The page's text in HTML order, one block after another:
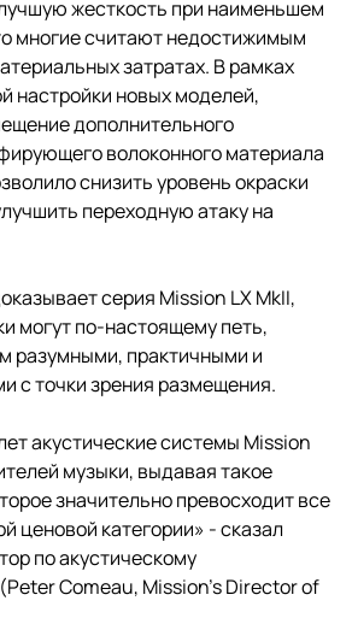
жесткость при наименьшем
многие считают недостижимым
затратах. В рамках
настройки новых моделей,
дополнительного
волоконного материала
снизить уровень окраски
переходную атаку на
серия Mission LX MkII,
могут по-настоящему петь,
разумными, практичными и
с точки зрения размещения.
акустические системы Mission
музыки, выдавая такое
значительно превосходит все
ценовой категории» - сказал
по акустическому
Comeau, Mission’s Director of